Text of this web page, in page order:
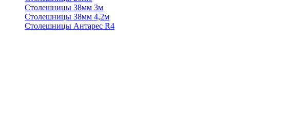
Столешницы 38мм 3м
Столешницы 38мм 4,2м
Столешницы Антарес R4